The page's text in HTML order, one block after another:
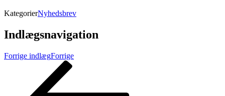
KategorierNyhedsbrev
Indlægsnavigation
Forrige indlægForrige